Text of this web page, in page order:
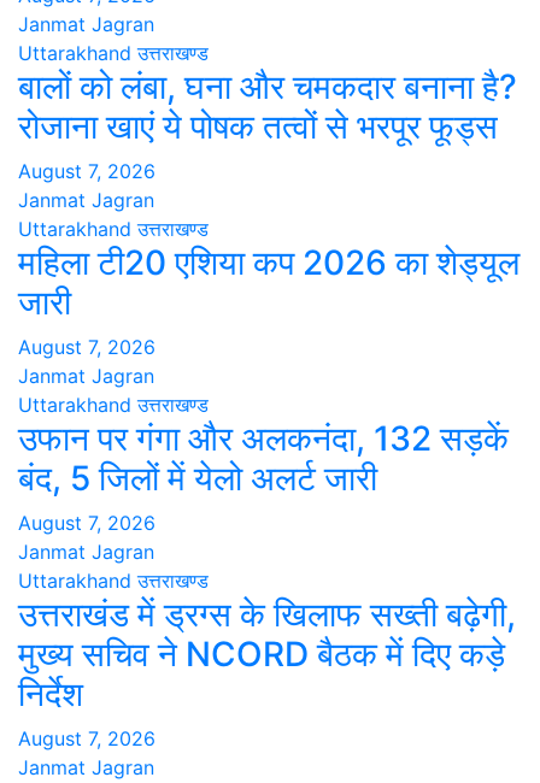
Janmat Jagran
Uttarakhand उत्तराखण्ड
बालों को लंबा, घना और चमकदार बनाना है?
रोजाना खाएं ये पोषक तत्वों से भरपूर फूड्स
August 7, 2026
Janmat Jagran
Uttarakhand उत्तराखण्ड
महिला टी20 एशिया कप 2026 का शेड्यूल
जारी
August 7, 2026
Janmat Jagran
Uttarakhand उत्तराखण्ड
उफान पर गंगा और अलकनंदा, 132 सड़कें
बंद, 5 जिलों में येलो अलर्ट जारी
August 7, 2026
Janmat Jagran
Uttarakhand उत्तराखण्ड
उत्तराखंड में ड्रग्स के खिलाफ सख्ती बढ़ेगी,
मुख्य सचिव ने NCORD बैठक में दिए कड़े
निर्देश
August 7, 2026
Janmat Jagran